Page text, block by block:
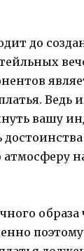
до
Ведь
вашу